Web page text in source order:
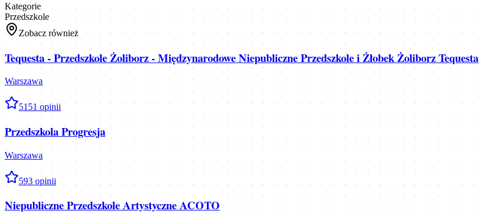
Kategorie
Przedszkole
Zobacz również
Tequesta - Przedszkole Żoliborz - Międzynarodowe Niepubliczne Przedszkole i Żłobek Żoliborz Tequesta
Warszawa
5151 opinii
Przedszkola Progresja
Warszawa
593 opinii
Niepubliczne Przedszkole Artystyczne ACOTO